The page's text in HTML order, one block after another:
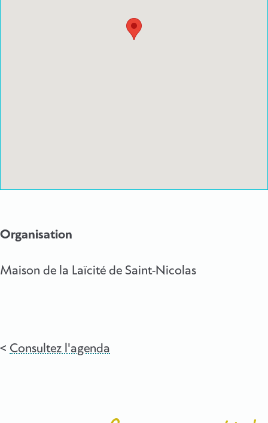
Organisation
Maison de la Laïcité de Saint-Nicolas
Consultez l'agenda